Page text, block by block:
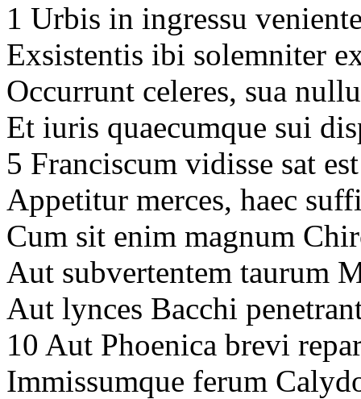
1 Urbis in ingressu
Exsistentis ibi solemniter
Occurrunt celeres, sua
Et iuris quaecumque sui
5 Franciscum vidisse sat
Appetitur merces, haec
Cum sit enim magnum
Aut subvertentem taurum
Aut lynces Bacchi
10 Aut Phoenica brevi
Immissumque ferum